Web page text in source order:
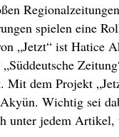
spielen eine
„Jetzt“ ist Hatice
„Süddeutsche
Mit dem Projekt
Wichtig sei
unter jedem